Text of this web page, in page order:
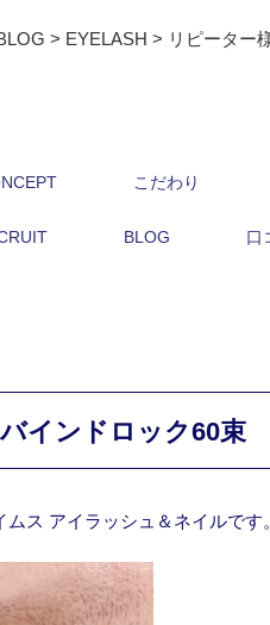
> EYELASH > リピーター
こだわり
BLOG 口
インドロック60束
ス アイラッシュ＆ネイルです。